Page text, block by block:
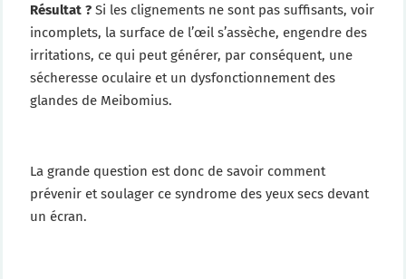
Résultat ? Si les clignements ne sont pas suffisants, voir
incomplets, la surface de l’œil s’assèche, engendre des
irritations, ce qui peut générer, par conséquent, une
sécheresse oculaire et un dysfonctionnement des
glandes de Meibomius.
La grande question est donc de savoir comment
prévenir et soulager ce syndrome des yeux secs devant
un écran.